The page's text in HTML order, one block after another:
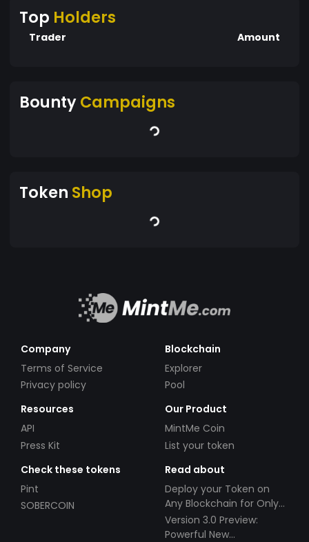
Top Holders
Trader Amount
BountyCampaigns
Token Shop
Company
Terms of Service
Privacy policy
Blockchain
Explorer
Pool
Resources
API
Press Kit
Our Product
MintMe Coin
List your token
Check these tokens
Pint
SOBERCOIN
Read about
Deploy your Token on
Any Blockchain for Only
$49!
Version 3.0 Preview:
Powerful New